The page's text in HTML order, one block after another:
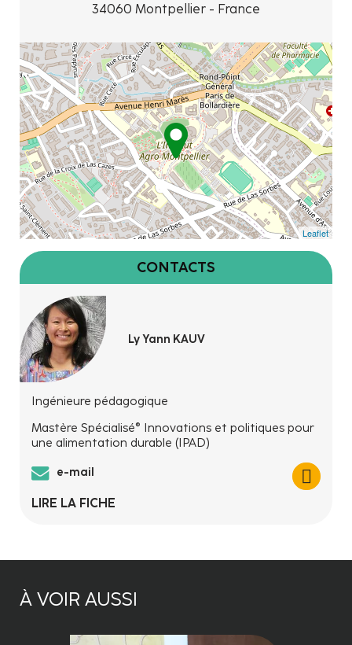
34060 Montpellier - France
Leaflet
CONTACTS
Ly Yann KAUV
Ingénieure pédagogique
Mastère Spécialisé® Innovations et politiques pour
une alimentation durable (IPAD)
e-mail
LIRE LA FICHE
À VOIR AUSSI